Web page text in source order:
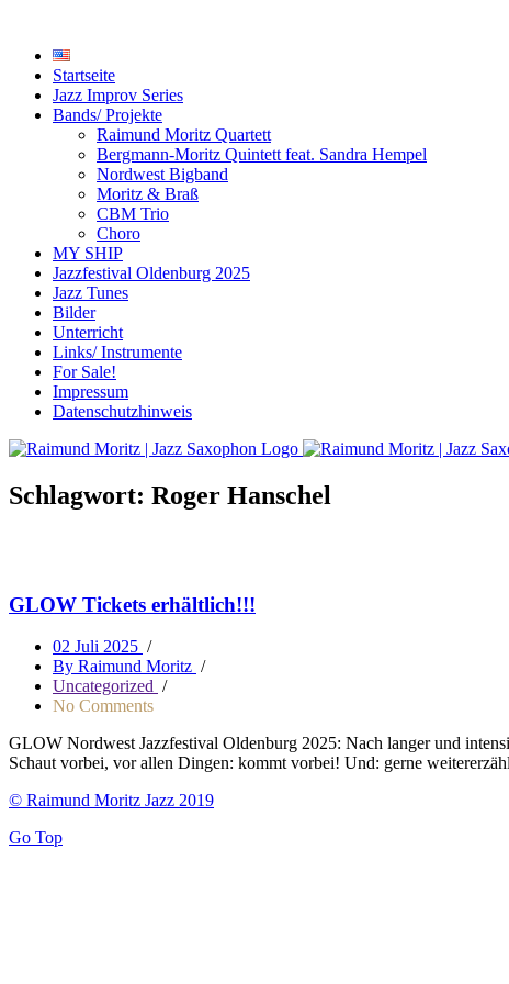
Startseite
Jazz Improv Series
Bands/ Projekte
Raimund Moritz Quartett
Bergmann-Moritz Quintett feat. Sandra Hempel
Nordwest Bigband
Moritz & Braß
CBM Trio
Choro
MY SHIP
Jazzfestival Oldenburg 2025
Jazz Tunes
Bilder
Unterricht
Links/ Instrumente
For Sale!
Impressum
Datenschutzhinweis
Schlagwort: Roger Hanschel
GLOW Tickets erhältlich!!!
02 Juli 2025 /
By Raimund Moritz /
Uncategorized /
No Comments
GLOW Nordwest Jazzfestival Oldenburg 2025: Nach langer und
Schaut vorbei, vor allen Dingen: kommt vorbei! Und: gerne
© Raimund Moritz Jazz 2019
Go Top